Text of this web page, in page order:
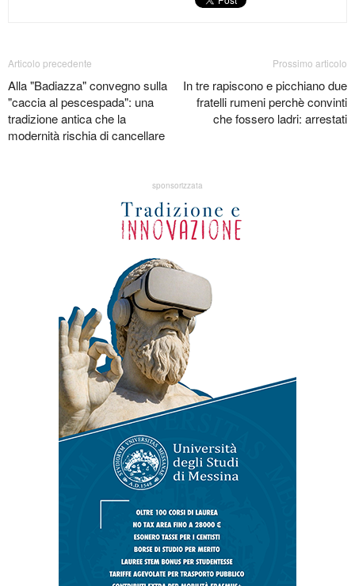
Articolo precedente
Alla "Badiazza" convegno sulla
"caccia al pescespada": una
tradizione antica che la
modernità rischia di cancellare
Prossimo articolo
In tre rapiscono e picchiano due
fratelli rumeni perchè convinti
che fossero ladri: arrestati
sponsorizzata